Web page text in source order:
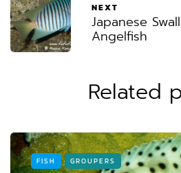
NEXT
Japanese
Angelfish
Related
FISH GROUPERS